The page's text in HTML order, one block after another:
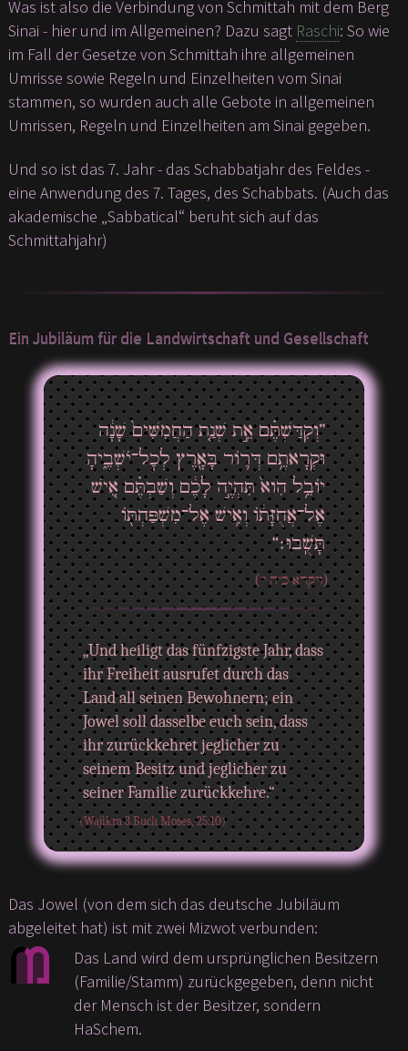
Was ist also die Verbindung von Schmittah mit dem Berg
Sinai - hier und im Allgemeinen? Dazu sagt Raschi: So wie
im Fall der Gesetze von Schmittah ihre allgemeinen
Umrisse sowie Regeln und Einzelheiten vom Sinai
stammen, so wurden auch alle Gebote in allgemeinen
Umrissen, Regeln und Einzelheiten am Sinai gegeben.
Und so ist das 7. Jahr - das Schabbatjahr des Feldes -
eine Anwendung des 7. Tages, des Schabbats. (Auch das
akademische „Sabbatical“ beruht sich auf das
Schmittahjahr)
Ein Jubiläum für die Landwirtschaft und Gesellschaft
”וְקִדַּשְׁתֶּ֗ם אֵ֣ת שְׁנַ֤ת הַחֲמִשִּׁים֙ שָׁנָ֔ה
וּקְרָאתֶ֥ם דְּר֛וֹר בָּאָ֖רֶץ לְכׇל־יֹשְׁבֶ֑יהָ
יוֹבֵ֥ל הִוא֙ תִּהְיֶ֣ה לָכֶ֔ם וְשַׁבְתֶּ֗ם אִ֚ישׁ
אֶל־אֲחֻזָּת֔וֹ וְאִ֥ישׁ אֶל־מִשְׁפַּחְתּ֖וֹ
תָּשֻֽׁבוּ׃“
(ויקרא כ"ה י')
„Und heiligt das fünfzigste Jahr, dass
ihr Freiheit ausrufet durch das
Land all seinen Bewohnern; ein
Jowel soll dasselbe euch sein, dass
ihr zurückkehret jeglicher zu
seinem Besitz und jeglicher zu
seiner Familie zurückkehre.“
(Wajikra 3.Buch Moses, 25:10)
Das Jowel (von dem sich das deutsche Jubiläum
abgeleitet hat) ist mit zwei Mizwot verbunden:
Das Land wird dem ursprünglichen Besitzern
(Familie/Stamm) zurückgegeben, denn nicht
der Mensch ist der Besitzer, sondern
HaSchem.